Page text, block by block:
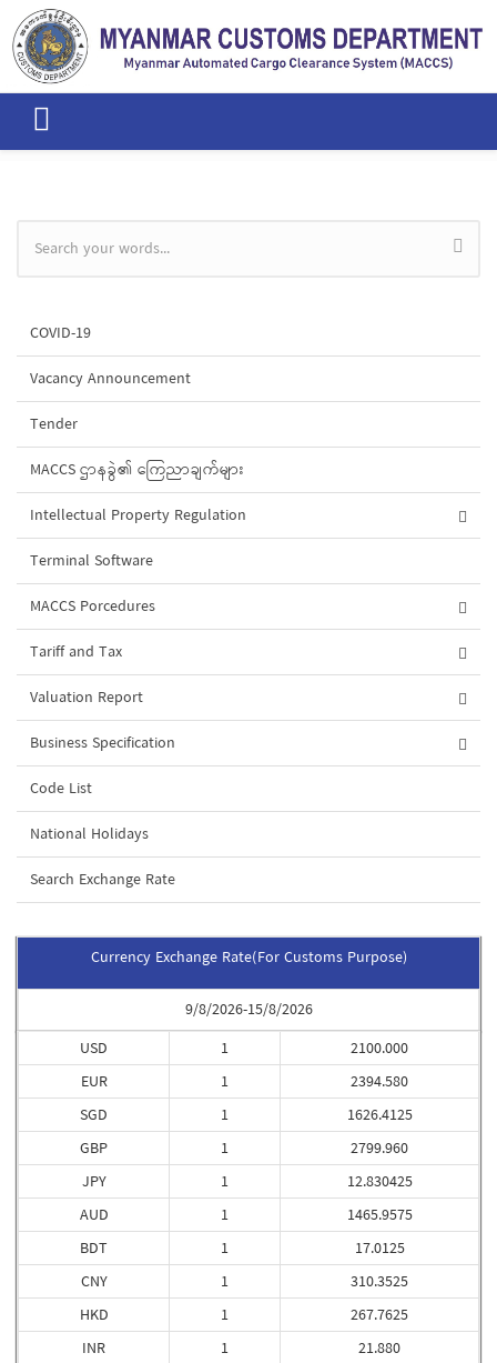
Skip to main content
Search form
COVID-19
Vacancy Announcement
Tender
MACCS ဌာနခွဲ၏ ကြေညာချက်များ
Intellectual Property Regulation
Terminal Software
MACCS Porcedures
Tariff and Tax
Valuation Report
Business Specification
Code List
National Holidays
Search Exchange Rate
Currency Exchange Rate(For Customs Purpose)
9/8/2026-15/8/2026
USD
EUR
SGD
GBP
JPY
AUD
BDT
CNY
HKD
INR
1
1
1
1
1
1
1
1
1
1
2100.000
2394.580
1626.4125
2799.960
12.830425
1465.9575
17.0125
310.3525
267.7625
21.880